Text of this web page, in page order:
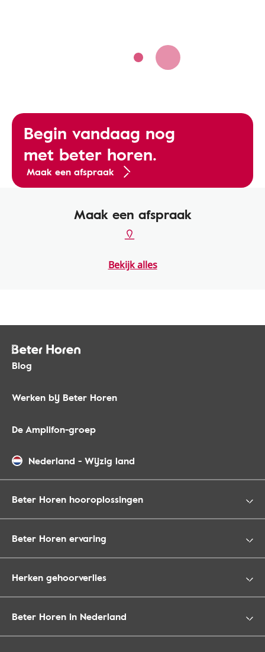
Begin vandaag nog
met beter horen.
Maak een afspraak
Maak een afspraak
Bekijk alles
Blog
Werken bij Beter Horen
De Amplifon-groep
Nederland - Wijzig land
Beter Horen hooroplossingen
Beter Horen ervaring
Herken gehoorverlies
Beter Horen in Nederland